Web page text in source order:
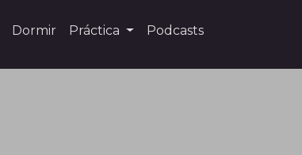
Dormir Práctica Podcasts